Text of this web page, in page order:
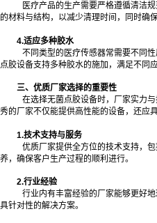
医疗产品的生产需要严格遵循清洁
的材料与结构，以减少清理时间，同时确
4.适应多种胶水
不同类型的医疗传感器常需要不同
点胶设备支持多种胶水的施加，满足不同
三、优质厂家选择的重要性
在选择无菌点胶设备时，厂家实力
秀的厂家不仅能提供高性能的设备，还应
1.技术支持与服务
优质厂家提供全方位的技术支持，
养，确保客户生产过程的顺利进行。
2.行业经验
行业内有丰富经验的厂家能够更好
具针对性的解决方案。